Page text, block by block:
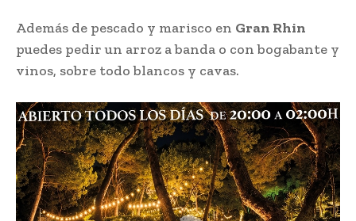
Además de pescado y marisco en Gran Rhin
puedes pedir un arroz a banda o con bogabante y
vinos, sobre todo blancos y cavas.